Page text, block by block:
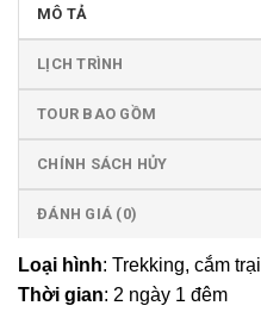
MÔ TẢ
LỊCH TRÌNH
TOUR BAO GỒM
CHÍNH SÁCH HỦY
ĐÁNH GIÁ (0)
Loại hình: Trekking, cắm trại
Thời gian: 2 ngày 1 đêm